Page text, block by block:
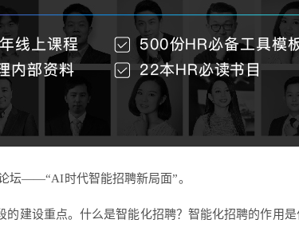
坛——“AI时代智能招聘新局面”。
建设重点。什么是智能化招聘？智能化招聘的作用